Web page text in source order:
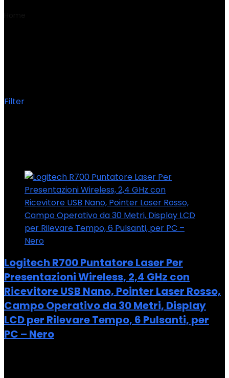
Filter
Logitech R700 Puntatore Laser Per
Presentazioni Wireless, 2,4 GHz con
Ricevitore USB Nano, ‎Pointer Laser Rosso,
Campo Operativo da 30 Metri, Display
LCD per Rilevare Tempo, 6 Pulsanti, per
‎PC – Nero